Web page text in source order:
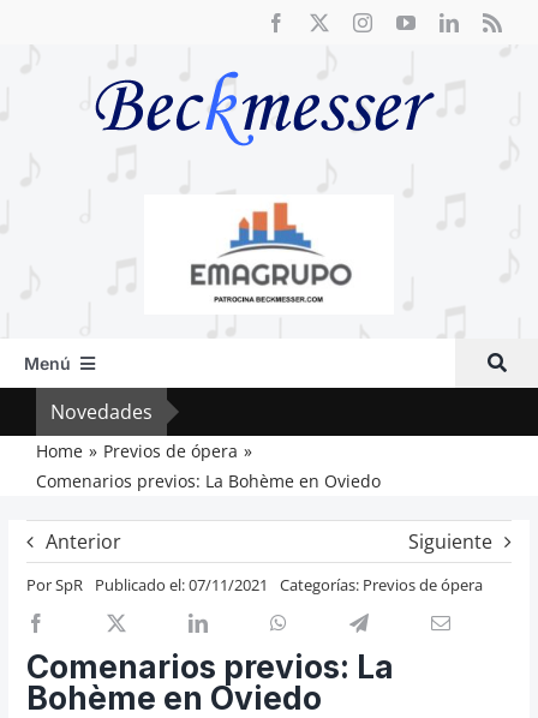
Menú
Inicio
Actual
Artículos
Crítica
Previos de ópera
Cosas de Beckmesser
Novedades
Home
Previos de ópera
Comenarios previos: La Bohème en Oviedo
Anterior Siguiente
PorSpR Publicado el: 07/11/2021 Categorías: Previos de ópera
Comenarios previos: La
Bohème en Oviedo